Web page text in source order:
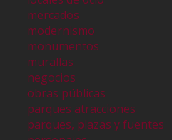
mercados
modernismo
monumentos
murallas
negocios
obras públicas
parques atracciones
parques, plazas y fuentes